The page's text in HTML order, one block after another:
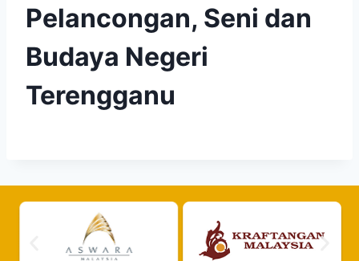
Pelancongan, Seni dan
Budaya Negeri
Terengganu